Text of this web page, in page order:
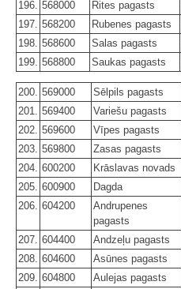
196. 568000 Rites pagasts
197. 568200 Rubenes pagasts
198. 568600 Salas pagasts
199. 568800 Saukas pagasts
200. 569000 Sēlpils pagasts
201.
569400 Variešu pagasts
202. 569600 Vīpes pagasts
203. 569800 Zasas pagasts
204. 600200 Krāslavas novads
205. 600900 Dagda
206. 604200
Andrupenes
pagasts
207. 604400 Andzeļu pagasts
208. 604600 Asūnes pagasts
209. 604800 Aulejas pagasts